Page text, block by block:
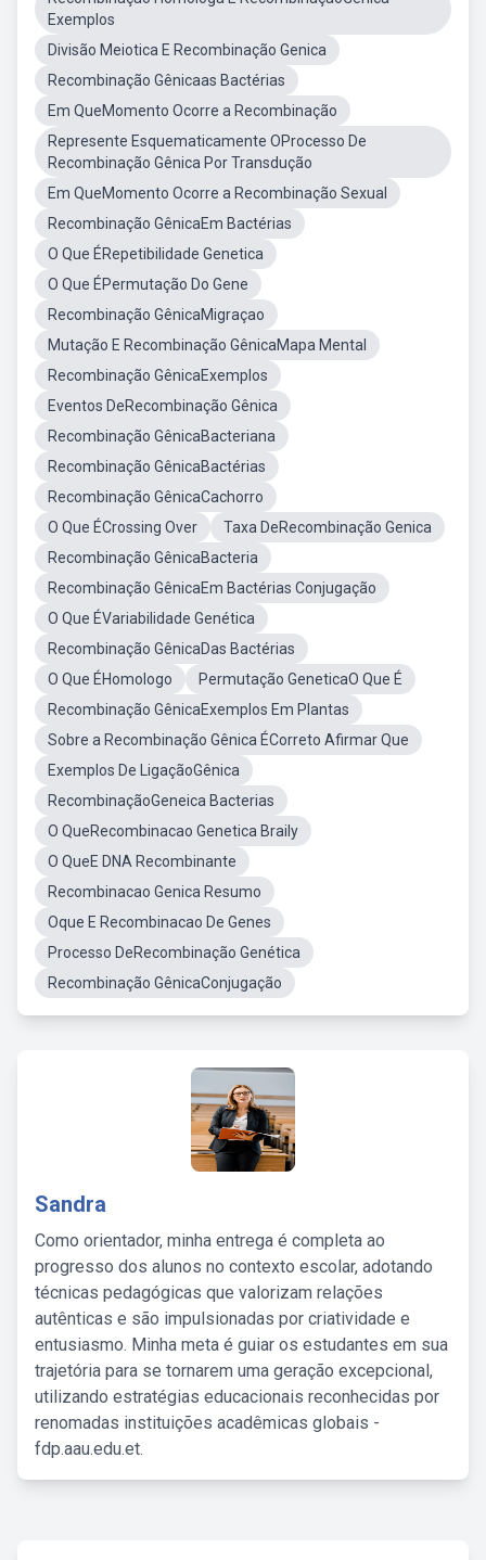
Exemplos
Divisão Meiotica E Recombinação Genica
Recombinação Gênicaas Bactérias
Em QueMomento Ocorre a Recombinação
Represente Esquematicamente OProcesso De
Recombinação Gênica Por Transdução
Em QueMomento Ocorre a Recombinação Sexual
Recombinação GênicaEm Bactérias
O Que ÉRepetibilidade Genetica
O Que ÉPermutação Do Gene
Recombinação GênicaMigraçao
Mutação E Recombinação GênicaMapa Mental
Recombinação GênicaExemplos
Eventos DeRecombinação Gênica
Recombinação GênicaBacteriana
Recombinação GênicaBactérias
Recombinação GênicaCachorro
O Que ÉCrossing Over
Taxa DeRecombinação Genica
Recombinação GênicaBacteria
Recombinação GênicaEm Bactérias Conjugação
O Que ÉVariabilidade Genética
Recombinação GênicaDas Bactérias
O Que ÉHomologo
Permutação GeneticaO Que É
Recombinação GênicaExemplos Em Plantas
Sobre a Recombinação Gênica ÉCorreto Afirmar Que
Exemplos De LigaçãoGênica
RecombinaçãoGeneica Bacterias
O QueRecombinacao Genetica Braily
O QueE DNA Recombinante
Recombinacao Genica Resumo
Oque E Recombinacao De Genes
Processo DeRecombinação Genética
Recombinação GênicaConjugação
Sandra
Como orientador, minha entrega é completa ao
progresso dos alunos no contexto escolar, adotando
técnicas pedagógicas que valorizam relações
autênticas e são impulsionadas por criatividade e
entusiasmo. Minha meta é guiar os estudantes em sua
trajetória para se tornarem uma geração excepcional,
utilizando estratégias educacionais reconhecidas por
renomadas instituições acadêmicas globais -
fdp.aau.edu.et.